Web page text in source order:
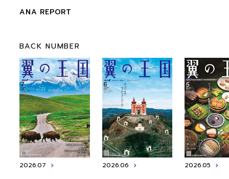
ANA REPORT
BACK NUMBER
2026.07 2026.06 2026.05